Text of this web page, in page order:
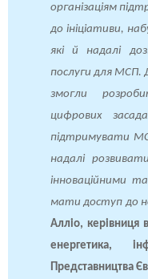
організаціям
до ініціативи,
які й надалі
послуги для МСП.
змогли
цифрових
підтримувати
надалі
інноваційними
мати доступ до
Алліо, керівниця
енергетика,
Представництва